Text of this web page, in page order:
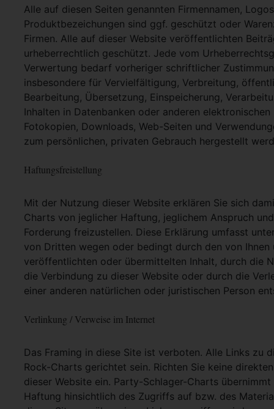
Alle auf diesen Seiten genannten Firmennamen,
Produktbezeichungen sind ggf. geschützt oder
Firmen. Alle auf dieser Website veröffentlichten
urheberrechtlich geschützt. Jede vom
Verwertung bedarf vorheriger schriftlicher
insbesondere für Vervielfältigung, Verbreitung,
Bearbeitung, Übersetzung, Einspeicherung,
Inhalten in Datenbanken oder anderen
Fotokopien, Downloads, Web-Seiten und
zum persönlichen, privaten Gebrauch hergestellt
Haftungsfreistellung
Mit der Nutzung dieser Website erklären Sie sich
Charts von jeglicher Haftung, jeglichem Anspruch
Forderung freizustellen. Diese Erklärung umfasst
von Dritten wegen oder bedingt durch den von Ihnen
veröffentlichten oder übermittelten Inhalt, durch die
die Verbindung zu dieser Website oder durch die
einer anderen natürlichen oder juristischen Person
Verlinkung / Verweise im Internet
Das Framing in diese Site ist verboten. Alle Links zu
Rock-Charts gerichtet sein. Richten Sie keine
dieser Website ein. Party-Schlager-Charts
Haftung hinsichtlich des Zugriffs auf bzw. des